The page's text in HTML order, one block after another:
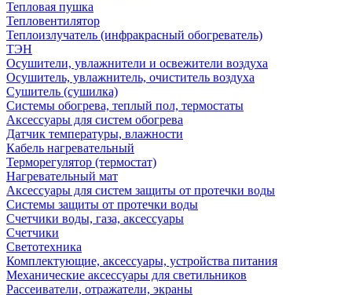
Тепловая пушка
Тепловентилятор
Теплоизлучатель (инфракрасный обогреватель)
ТЭН
Осушители, увлажнители и освежители воздуха
Осушитель, увлажнитель, очиститель воздуха
Сушитель (сушилка)
Системы обогрева, теплый пол, термостаты
Аксессуары для систем обогрева
Датчик температуры, влажности
Кабель нагревательный
Терморегулятор (термостат)
Нагревательный мат
Аксессуары для систем защиты от протечки воды
Системы защиты от протечки воды
Счетчики воды, газа, аксессуары
Счетчики
Светотехника
Комплектующие, аксессуары, устройства питания
Механические аксессуары для светильников
Рассеиватели, отражатели, экраны